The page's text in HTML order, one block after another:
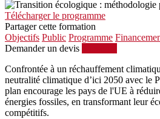
Télécharger le programme
Partager cette formation
Objectifs Public Programme
Demander un devis
Confrontée à un réchauffement
neutralité climatique d’ici 2050 avec le
plan encourage les pays de l'UE à
énergies fossiles, en transformant leur
compétitifs.